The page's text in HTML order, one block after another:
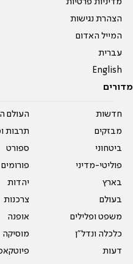
מדיניות פרטיות
הצהרת נגישות
המייל האדום
עברית
English
מדורים
חדשות
מבזקים
ביטחוני
פוליטי-מדיני
בארץ
בעולם
משפט ופלילים
כלכלה ונדל"ן
דעות
העולם
תרבות
ספורט
פורומים
יהדות
צרכנות
אופנה
מוסיקה